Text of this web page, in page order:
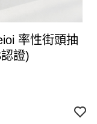
率性街頭抽
證)